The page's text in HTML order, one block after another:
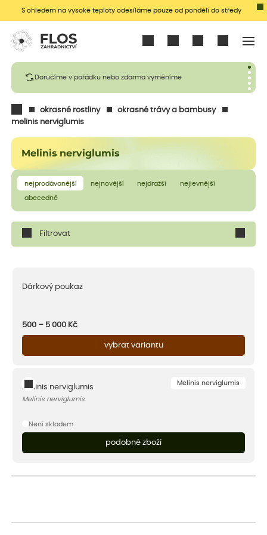
S ohledem na vysoké teploty odesíláme pouze od pondělí do středy
Doručíme v pořádku nebo zdarma vyměníme
okrasné rostliny
okrasné trávy a bambusy
melinis nerviglumis
Melinis nerviglumis
nejprodávanější nejnovější nejdražší nejlevnější
abecedně
Filtrovat
Dárkový poukaz
500 – 5 000 Kč
vybrat variantu
Melinis nerviglumis
Melinis nerviglumis
Melinis nerviglumis
Není skladem
podobné zboží